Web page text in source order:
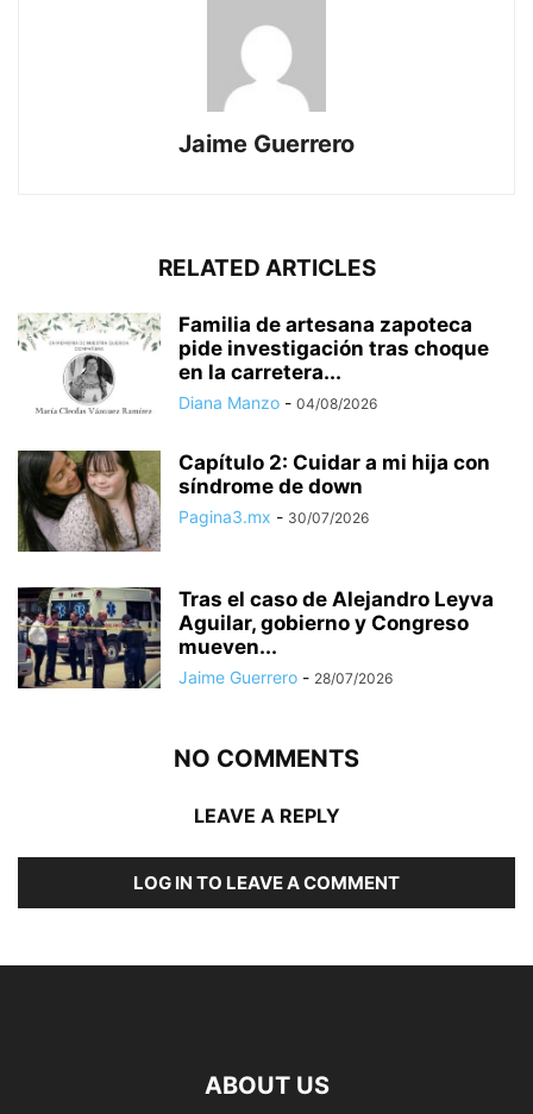
Jaime Guerrero
RELATED ARTICLES
Familia de artesana zapoteca
pide investigación tras choque
en la carretera...
Diana Manzo - 04/08/2026
Capítulo 2: Cuidar a mi hija con
síndrome de down
Pagina3.mx - 30/07/2026
Tras el caso de Alejandro Leyva
Aguilar, gobierno y Congreso
mueven...
Jaime Guerrero - 28/07/2026
NO COMMENTS
LEAVE A REPLY
LOG IN TO LEAVE A COMMENT
ABOUT US